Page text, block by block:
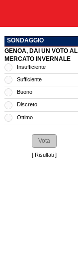
SONDAGGIO
GENOA, DAI UN VOTO AL
MERCATO INVERNALE
Insufficiente
Sufficiente
Buono
Discreto
Ottimo
[ Risultati ]